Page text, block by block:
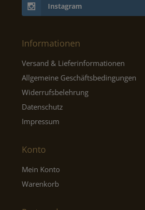
Instagram
Informationen
Versand & Lieferinformationen
Allgemeine Geschäftsbedingungen
Widerrufsbelehrung
Datenschutz
Impressum
Konto
Mein Konto
Warenkorb